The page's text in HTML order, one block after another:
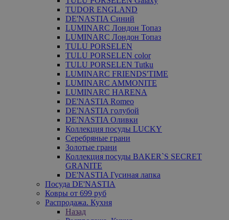
TUDOR ENGLAND
DE'NASTIA Синий
LUMINARC Лондон Топаз
LUMINARC Лондон Топаз
TULU PORSELEN
TULU PORSELEN color
TULU PORSELEN Tutku
LUMINARC FRIENDS'TIME
LUMINARC AMMONITE
LUMINARC HARENA
DE'NASTIA Romeo
DE'NASTIA голубой
DE'NASTIA Оливки
Коллекция посуды LUCKY
Серебряные грани
Золотые грани
Коллекция посуды BAKER`S SECRET
GRANITE
DE'NASTIA Гусиная лапка
Посуда DE'NASTIA
Ковры от 699 руб
Распродажа. Кухня
Назад